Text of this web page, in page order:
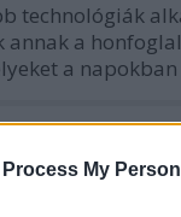
Process My
technológiák
a
a